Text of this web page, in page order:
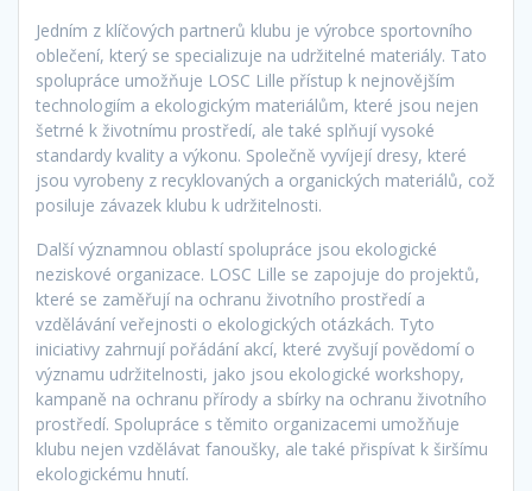
Jedním z klíčových partnerů klubu je výrobce sportovního
oblečení, který se specializuje na udržitelné materiály. Tato
spolupráce umožňuje LOSC Lille přístup k nejnovějším
technologiím a ekologickým materiálům, které jsou nejen
šetrné k životnímu prostředí, ale také splňují vysoké
standardy kvality a výkonu. Společně vyvíjejí dresy, které
jsou vyrobeny z recyklovaných a organických materiálů, což
posiluje závazek klubu k udržitelnosti.
Další významnou oblastí spolupráce jsou ekologické
neziskové organizace. LOSC Lille se zapojuje do projektů,
které se zaměřují na ochranu životního prostředí a
vzdělávání veřejnosti o ekologických otázkách. Tyto
iniciativy zahrnují pořádání akcí, které zvyšují povědomí o
významu udržitelnosti, jako jsou ekologické workshopy,
kampaně na ochranu přírody a sbírky na ochranu životního
prostředí. Spolupráce s těmito organizacemi umožňuje
klubu nejen vzdělávat fanoušky, ale také přispívat k širšímu
ekologickému hnutí.